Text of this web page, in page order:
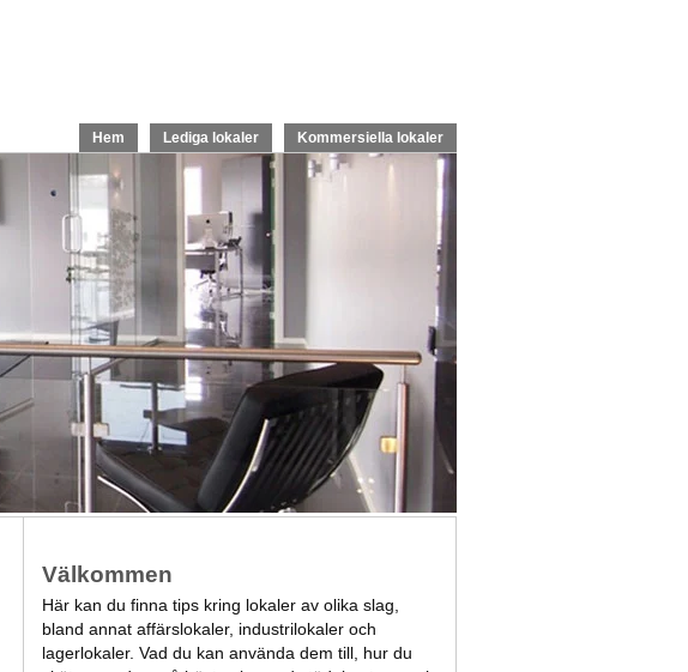
Hem Lediga lokaler Kommersiella lokaler
Välkommen
Här kan du finna tips kring lokaler av olika slag,
bland annat affärslokaler, industrilokaler och
lagerlokaler. Vad du kan använda dem till, hur du